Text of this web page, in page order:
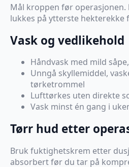
Mål kroppen før operasjonen.
lukkes på ytterste hekterekke
Vask og vedlikehold
Håndvask med mild
Unngå skyllemiddel,
tørketrommel
Lufttørkes uten direkte
Vask minst én gang i
Tørr hud etter
Bruk fuktighetskrem etter
absorbert før du tar på